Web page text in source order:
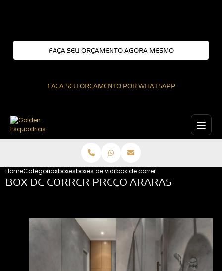
FAÇA SEU ORÇAMENTO AGORA MESMO
FAÇA SEU ORÇAMENTO POR WHATSAPP
HomeCategoriasboxesboxes de vidrobox de correr preco araras
BOX DE CORRER PREÇO ARARAS